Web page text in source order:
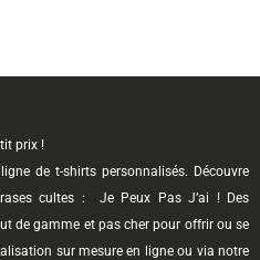
prix !
de t-shirts personnalisés. Découvre
cultes : Je Peux Pas J’ai ! Des
de gamme et pas cher pour offrir ou se
sur mesure en ligne ou via notre